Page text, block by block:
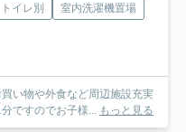
イレ別
室内洗濯機置場
い物や外食など周辺施設充実
ですのでお子様...
もっと見る